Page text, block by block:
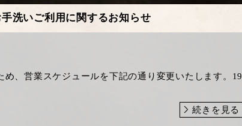
洗いご利用に関するお知らせ
、営業スケジュールを下記の通り変更いたします。19
続きを見る